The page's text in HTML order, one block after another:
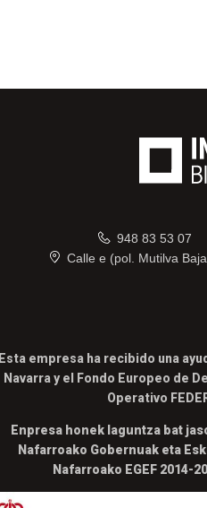
948 83 53 07
Calle e (pol. Mutilva
Esta empresa ha recibido una
Navarra y el Fondo Europeo de
Operativo
Enpresa honek laguntza bat
Nafarroako Gobernuak eta
Nafarroako EGEF 2014-